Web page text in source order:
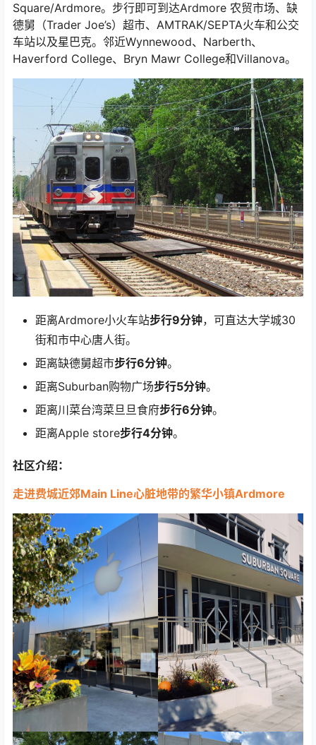
Square/Ardmore。步行即可到达Ardmore 农贸市场、缺
德舅（Trader Joe’s）超市、AMTRAK/SEPTA火车和公交
车站以及星巴克。邻近Wynnewood、Narberth、
Haverford College、Bryn Mawr College和Villanova。
距离Ardmore小火车站步行9分钟，可直达大学城30
街和市中心唐人街。
距离缺德舅超市步行6分钟。
距离Suburban购物广场步行5分钟。
距离川菜台湾菜旦旦食府步行6分钟。
距离Apple store步行4分钟。
社区介绍：
走进费城近郊Main Line心脏地带的繁华小镇Ardmore